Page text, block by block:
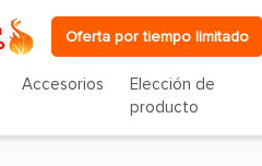
Oferta por tiempo limitado
Accesorios
Elección de
producto